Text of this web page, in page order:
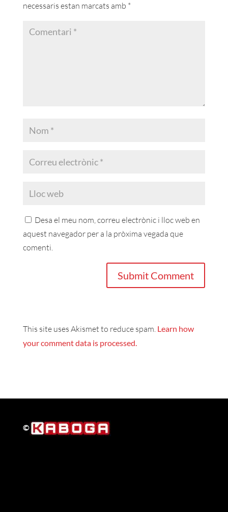
necessaris estan marcats amb *
Desa el meu nom, correu electrònic i lloc web en
aquest navegador per a la pròxima vegada que
comenti.
This site uses Akismet to reduce spam. Learn how
your comment data is processed.
©